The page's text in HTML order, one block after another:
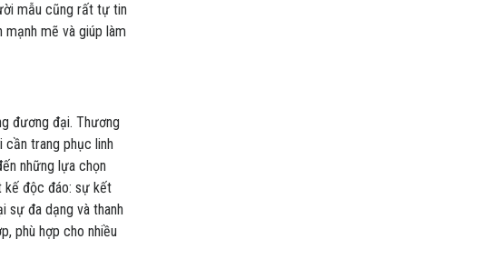
mẫu cũng rất tự tin
mẽ và giúp làm
đương đại. Thương
cần trang phục linh
những lựa chọn
kế độc đáo: sự kết
sự đa dạng và thanh
phù hợp cho nhiều